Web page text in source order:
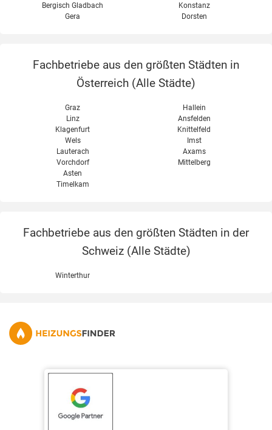
Bergisch Gladbach
Gera
Konstanz
Dorsten
Fachbetriebe aus den größten Städten in
Österreich (Alle Städte)
Graz
Linz
Klagenfurt
Wels
Hallein
Ansfelden
Knittelfeld
Imst
Lauterach
Vorchdorf
Asten
Timelkam
Axams
Mittelberg
Fachbetriebe aus den größten Städten in der
Schweiz (Alle Städte)
Winterthur